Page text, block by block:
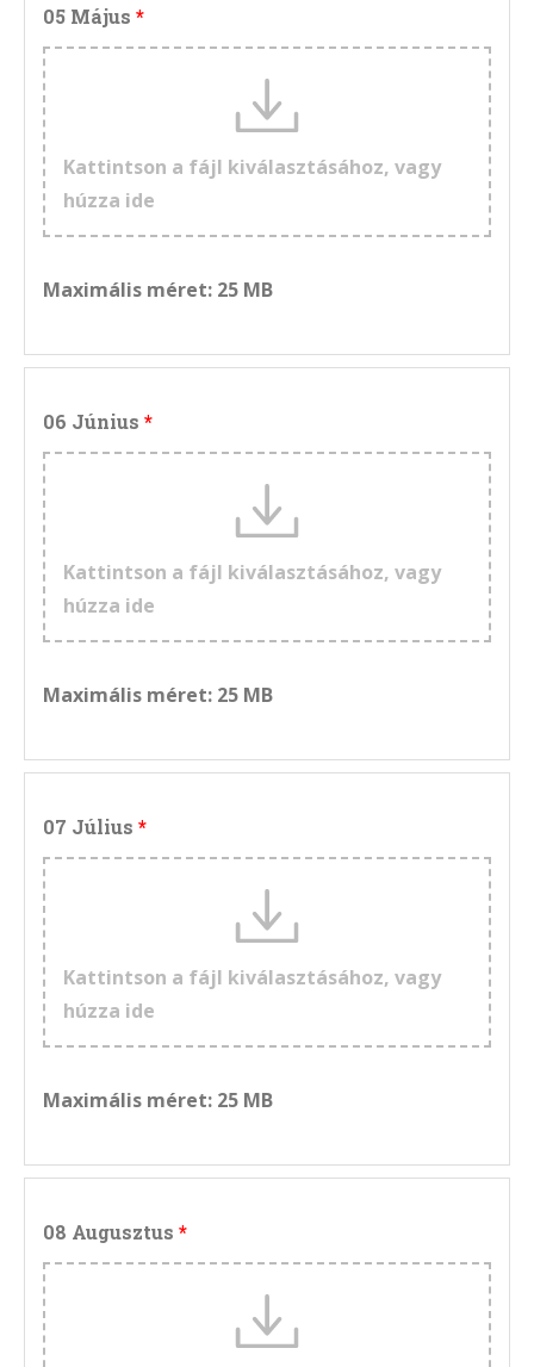
05 Május
Kattintson a fájl kiválasztásához, vagy
húzza ide
Maximális méret: 25 MB
06 Június
Kattintson a fájl kiválasztásához, vagy
húzza ide
Maximális méret: 25 MB
07 Július
Kattintson a fájl kiválasztásához, vagy
húzza ide
Maximális méret: 25 MB
08 Augusztus